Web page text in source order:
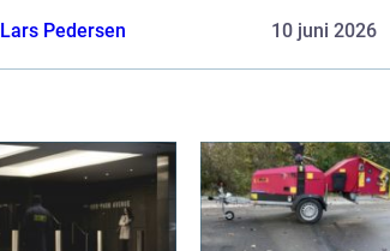
Lars Pedersen 10 juni 2026